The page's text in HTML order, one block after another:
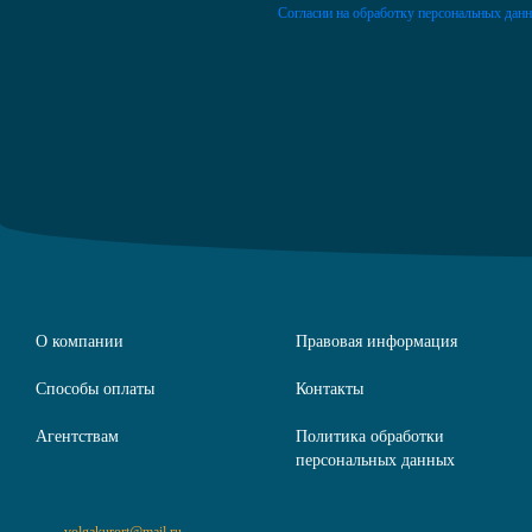
Согласии на обработку персональных
О компании
Способы оплаты
Агентствам
Правовая информация
Контакты
Политика обработки
персональных данных